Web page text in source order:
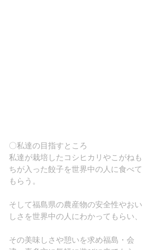
〇私達の目指すところ
私達が栽培したコシヒカリやこがねも
ちが入った餃子を世界中の人に食べて
もらう。
そして福島県の農産物の安全性やおい
しさを世界中の人にわかってもらい、
その美味しさや憩いを求め福島・会